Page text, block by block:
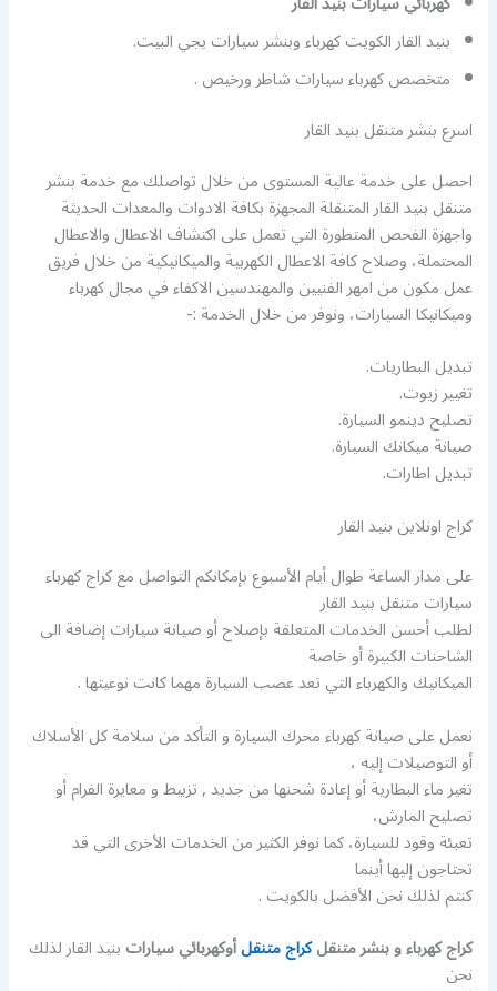
بنيد القار الكويت كهرباء وبنشر سيارات يجي البيت.
متخصص كهرباء سيارات شاطر ورخيص .
اسرع بنشر متنقل بنيد القار
احصل على خدمة عالية المستوى من خلال تواصلك مع خدمة بنشر
متنقل بنيد القار المتنقلة المجهزة بكافة الادوات والمعدات الحديثة
واجهزة الفحص المتطورة التي تعمل على اكتشاف الاعطال والاعطال
المحتملة، وصلاح كافة الاعطال الكهربية والميكانيكية من خلال فريق
عمل مكون من امهر الفنيين والمهندسين الاكفاء في مجال كهرباء
وميكانيكا السيارات، ونوفر من خلال الخدمة :-
تبديل البطاريات.
تغيير زيوت.
تصليح دينمو السيارة.
صيانة ميكانك السيارة.
تبديل اطارات.
كراج اونلاين بنيد القار
على مدار الساعة طوال أيام الأسبوع بإمكانكم التواصل مع كراج كهرباء
سيارات متنقل بنيد القار
لطلب أحسن الخدمات المتعلقة بإصلاح أو صيانة سيارات إضافة الى
الشاحنات الكبيرة أو خاصة
الميكانيك والكهرباء التي تعد عصب السيارة مهما كانت نوعيتها .
نعمل على صيانة كهرباء محرك السيارة و التأكد من سلامة كل الأسلاك
أو التوصيلات إليه ،
تغير ماء البطارية أو إعادة شحنها من جديد , تزبيط و معايرة الفرام أو
تصليح المارش،
تعبئة وقود للسيارة، كما نوفر الكثير من الخدمات الأخرى التي قد
تحتاجون إليها أينما
كنتم لذلك نحن الأفضل بالكويت .
كراج كهرباء و بنشر متنقلكراج متنقلأوكهربائي سياراتبنيد القار لذلك
نحن